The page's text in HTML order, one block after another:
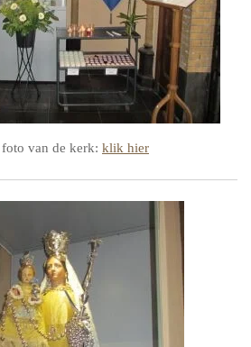
van de kerk: klik hier